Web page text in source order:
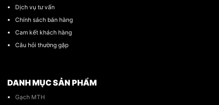
Dịch vụ tư vấn
Chính sách bán hàng
Cam kết khách hàng
Câu hỏi thường gặp
DANH MỤC SẢN PHẨM
Gạch MTH